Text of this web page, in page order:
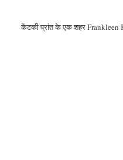
केंटकी प्रांत के एक शहर Frankleen